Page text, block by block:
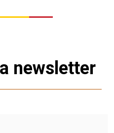
newsletter